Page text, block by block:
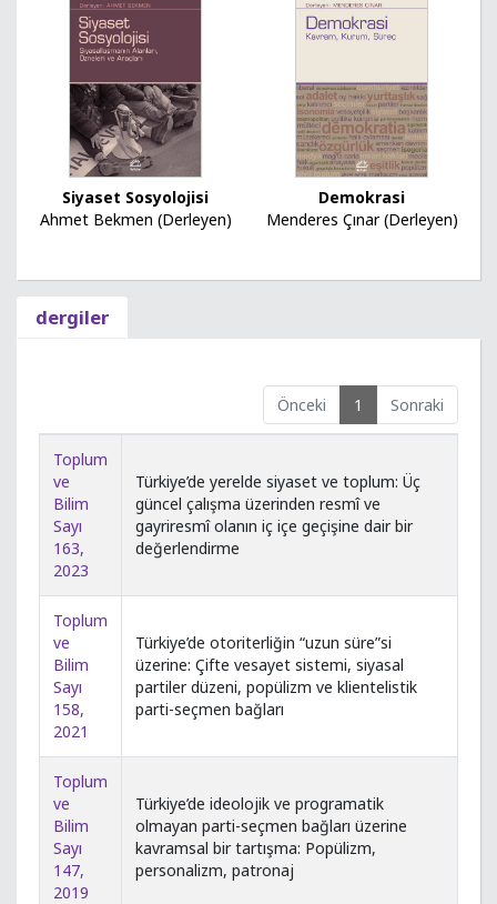
Siyaset Sosyolojisi
Ahmet Bekmen (Derleyen)
Demokrasi
Menderes Çınar (Derleyen)
dergiler
Önceki 1 Sonraki
Toplum
ve
Bilim
Sayı
163,
2023
Türkiye’de yerelde siyaset ve toplum: Üç
güncel çalışma üzerinden resmî ve
gayriresmî olanın iç içe geçişine dair bir
değerlendirme
Toplum
ve
Bilim
Sayı
158,
2021
Türkiye’de otoriterliğin “uzun süre”si
üzerine: Çifte vesayet sistemi, siyasal
partiler düzeni, popülizm ve klientelistik
parti-seçmen bağları
Toplum
ve
Bilim
Sayı
147,
2019
Türkiye’de ideolojik ve programatik
olmayan parti-seçmen bağları üzerine
kavramsal bir tartışma: Popülizm,
personalizm, patronaj